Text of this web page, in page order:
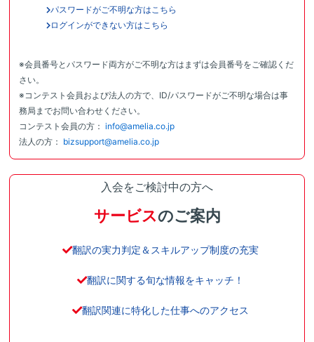
パスワードがご不明な方はこちら
ログインができない方はこちら
※会員番号とパスワード両方がご不明な方はまずは会員番号をご確認くだ
さい。
※コンテスト会員および法人の方で、ID/パスワードがご不明な場合は事
務局までお問い合わせください。
コンテスト会員の方： info@amelia.co.jp
法人の方： bizsupport@amelia.co.jp
入会をご検討中の方へ
サービスのご案内
翻訳の実力判定＆スキルアップ制度の充実
翻訳に関する旬な情報をキャッチ！
翻訳関連に特化した仕事へのアクセス